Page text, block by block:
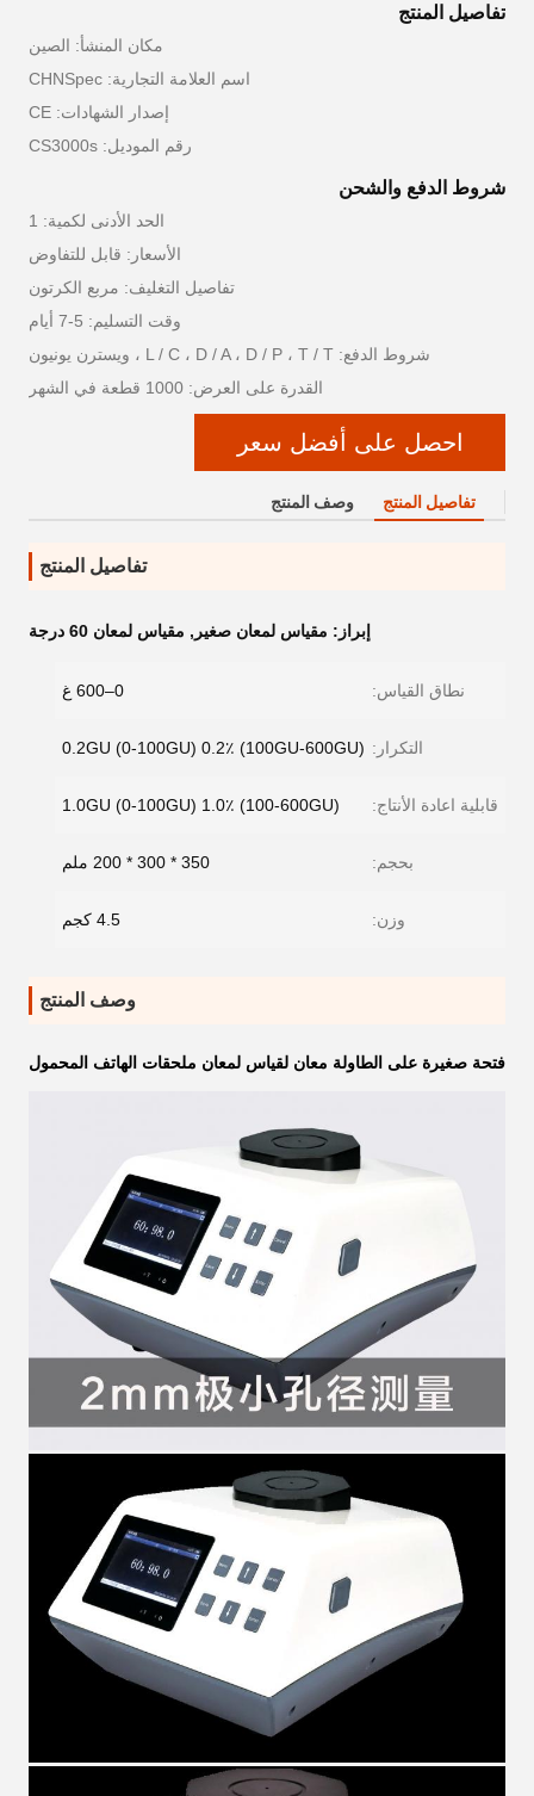
تفاصيل المنتج
مكان المنشأ: الصين
اسم العلامة التجارية: CHNSpec
إصدار الشهادات: CE
رقم الموديل: CS3000s
شروط الدفع والشحن
الحد الأدنى لكمية: 1
الأسعار: قابل للتفاوض
تفاصيل التغليف: مربع الكرتون
وقت التسليم: 5-7 أيام
شروط الدفع: L / C ، D / A ، D / P ، T / T ، ويسترن يونيون
القدرة على العرض: 1000 قطعة في الشهر
احصل على أفضل سعر
تفاصيل المنتج وصف المنتج
تفاصيل المنتج
إبراز: مقياس لمعان صغير , مقياس لمعان 60 درجة
نطاق القياس: 0–600 غ
التكرار: 0.2GU (0-100GU) 0.2٪ (100GU-600GU)
قابلية اعادة الأنتاج: 1.0GU (0-100GU) 1.0٪ (100-600GU)
بحجم: 350 * 300 * 200 ملم
وزن: 4.5 كجم
وصف المنتج
فتحة صغيرة على الطاولة معان لقياس لمعان ملحقات الهاتف المحمول